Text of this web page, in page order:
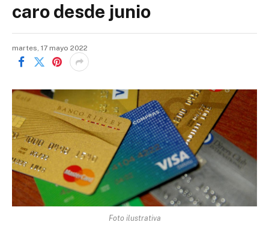
caro desde junio
martes, 17 mayo 2022
Foto ilustrativa